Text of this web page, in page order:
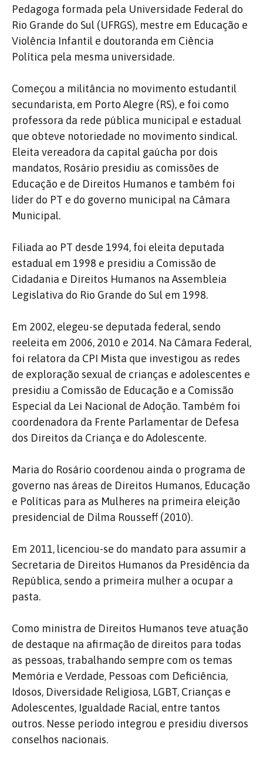
Pedagoga formada pela Universidade Federal do
Rio Grande do Sul (UFRGS), mestre em Educação e
Violência Infantil e doutoranda em Ciência
Política pela mesma universidade.
Começou a militância no movimento estudantil
secundarista, em Porto Alegre (RS), e foi como
professora da rede pública municipal e estadual
que obteve notoriedade no movimento sindical.
Eleita vereadora da capital gaúcha por dois
mandatos, Rosário presidiu as comissões de
Educação e de Direitos Humanos e também foi
líder do PT e do governo municipal na Câmara
Municipal.
Filiada ao PT desde 1994, foi eleita deputada
estadual em 1998 e presidiu a Comissão de
Cidadania e Direitos Humanos na Assembleia
Legislativa do Rio Grande do Sul em 1998.
Em 2002, elegeu-se deputada federal, sendo
reeleita em 2006, 2010 e 2014. Na Câmara Federal,
foi relatora da CPI Mista que investigou as redes
de exploração sexual de crianças e adolescentes e
presidiu a Comissão de Educação e a Comissão
Especial da Lei Nacional de Adoção. Também foi
coordenadora da Frente Parlamentar de Defesa
dos Direitos da Criança e do Adolescente.
Maria do Rosário coordenou ainda o programa de
governo nas áreas de Direitos Humanos, Educação
e Políticas para as Mulheres na primeira eleição
presidencial de Dilma Rousseff (2010).
Em 2011, licenciou-se do mandato para assumir a
Secretaria de Direitos Humanos da Presidência da
República, sendo a primeira mulher a ocupar a
pasta.
Como ministra de Direitos Humanos teve atuação
de destaque na afirmação de direitos para todas
as pessoas, trabalhando sempre com os temas
Memória e Verdade, Pessoas com Deficiência,
Idosos, Diversidade Religiosa, LGBT, Crianças e
Adolescentes, Igualdade Racial, entre tantos
outros. Nesse período integrou e presidiu diversos
conselhos nacionais.